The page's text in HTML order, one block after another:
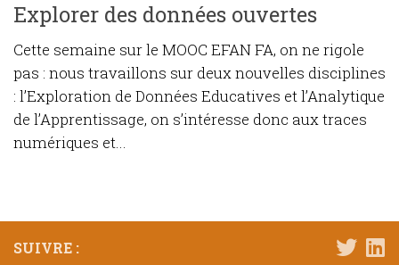
Explorer des données ouvertes
Cette semaine sur le MOOC EFAN FA, on ne rigole
pas : nous travaillons sur deux nouvelles disciplines
: l’Exploration de Données Educatives et l’Analytique
de l’Apprentissage, on s’intéresse donc aux traces
numériques et...
SUIVRE :